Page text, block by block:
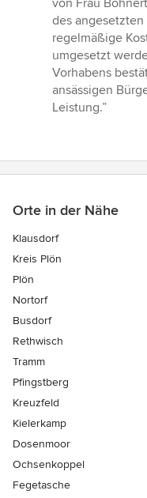
von Frau
des
regelmäßige
umgesetzt
Vorhabens
ansässigen
Leistung.”
Orte in der Nähe
Klausdorf
Kreis Plön
Plön
Nortorf
Busdorf
Rethwisch
Tramm
Pfingstberg
Kreuzfeld
Kielerkamp
Dosenmoor
Ochsenkoppel
Fegetasche